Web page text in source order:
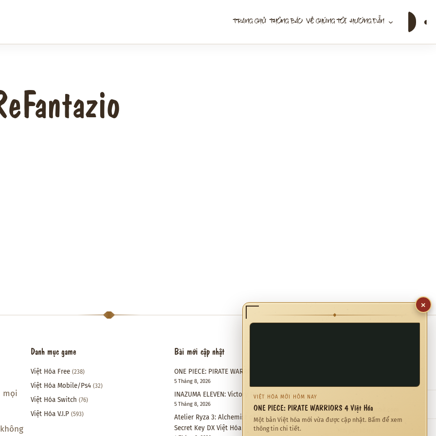
TRANG CHỦ THÔNG BÁO VỀ CHÚNG TÔI HƯỚNG DẪN
kiếm
◐
mọi
Danh mục game
Việt Hóa Free (238)
Việt Hóa Mobile/Ps4 (32)
Việt Hóa Switch (76)
Việt Hóa V.I.P (593)
Bài mới cập nhật
ONE PIECE: PIRATE WARRIORS 4 Việt Hóa
5 Tháng 8, 2026
INAZUMA ELEVEN: Victory Road Việt Hóa
5 Tháng 8, 2026
Atelier Ryza 3: Alchemist of the End & the
Secret Key DX Việt Hóa
❖ meviethoa@gmail.com
×
◆
VIỆT HÓA MỚI HÔM NAY
ONE PIECE: PIRATE WARRIORS 4 Việt Hóa
Một bản Việt hóa mới vừa được cập nhật. Bấm để xem
thông tin chi tiết.